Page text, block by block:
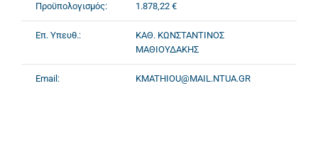
Προϋπολογισμός: 1.878,22 €
Επ. Υπευθ.:
ΚΑΘ. ΚΩΝΣΤΑΝΤΙΝΟΣ
ΜΑΘΙΟΥΔΑΚΗΣ
Email: KMATHIOU@MAIL.NTUA.GR